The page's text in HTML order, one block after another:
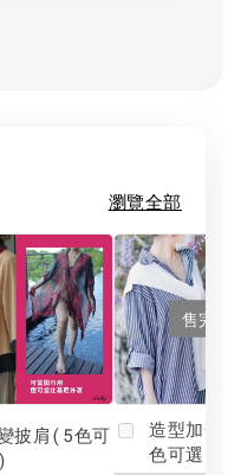
瀏覽全部
披肩(5色可
售完
造型加分
色可選)